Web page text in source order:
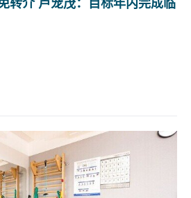
转介 卢宠茂：目标年内完成临